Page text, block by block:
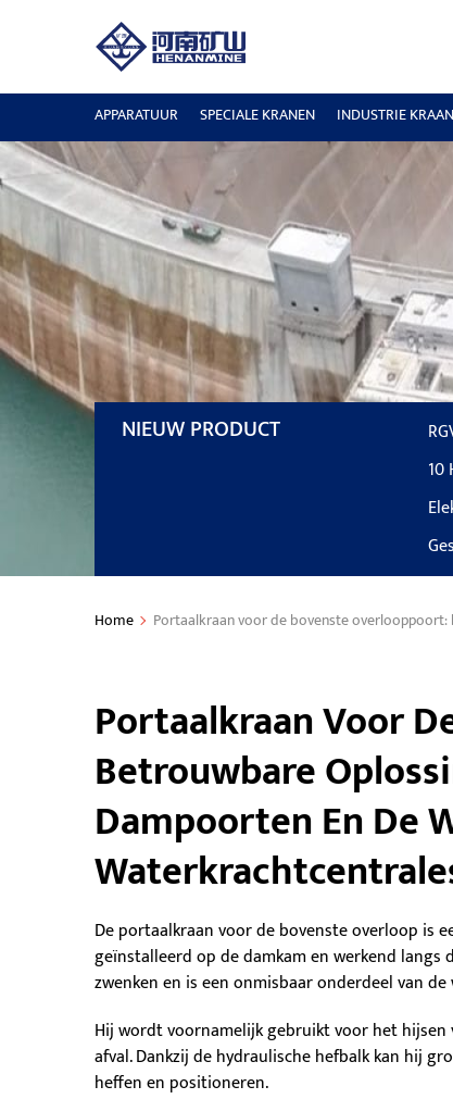
APPARATUUR
SPECIALE KRANEN INDUSTRIE KRAAN
NIEUW PRODUCT
Home Portaalkraan voor de bovenste
Portaalkraan Voor
Betrouwbare
Dampoorten En De
De portaalkraan voor de bovenste overloop is
geïnstalleerd op de damkam en werkend
zwenken en is een onmisbaar onderdeel van
Hij wordt voornamelijk gebruikt voor het
afval. Dankzij de hydraulische hefbalk kan hij
heffen en positioneren.